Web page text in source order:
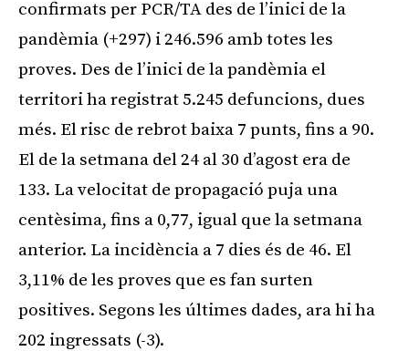
confirmats per PCR/TA des de l’inici de la
pandèmia (+297) i 246.596 amb totes les
proves. Des de l’inici de la pandèmia el
territori ha registrat 5.245 defuncions, dues
més. El risc de rebrot baixa 7 punts, fins a 90.
El de la setmana del 24 al 30 d’agost era de
133. La velocitat de propagació puja una
centèsima, fins a 0,77, igual que la setmana
anterior. La incidència a 7 dies és de 46. El
3,11% de les proves que es fan surten
positives. Segons les últimes dades, ara hi ha
202 ingressats (-3).